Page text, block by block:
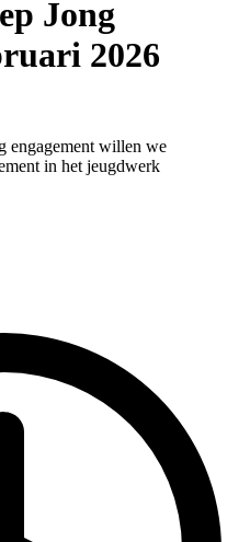
Jong
2026
engagement willen we
in het jeugdwerk